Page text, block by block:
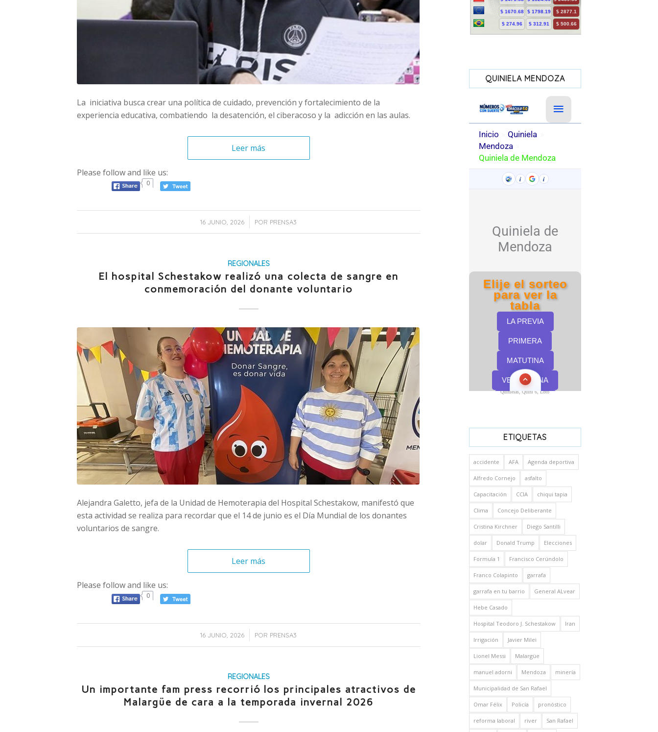
La iniciativa busca crear una política de cuidado, prevención y fortalecimiento de la
experiencia educativa, combatiendo la desatención, el ciberacoso y la adicción en las aulas.
Leer más
Please follow and like us:
0
16 JUNIO, 2026
/ POR PRENSA3
REGIONALES
El hospital Schestakow realizó una colecta de sangre en
conmemoración del donante voluntario
Alejandra Galetto, jefa de la Unidad de Hemoterapia del Hospital Schestakow, manifestó que
esta actividad se realiza para recordar que el 14 de junio es el Día Mundial de los donantes
voluntarios de sangre.
Leer más
Please follow and like us:
0
16 JUNIO, 2026
/ POR PRENSA3
REGIONALES
Un importante fam press recorrió los principales atractivos de
Malargüe de cara a la temporada invernal 2026
QUINIELA MENDOZA
Quinielas, Quini 6, Loto
ETIQUETAS
accidente AFA Agenda deportiva
Alfredo Cornejo asfalto
Capacitación CCIA chiqui tapia
Clima Concejo Deliberante
Cristina Kirchner Diego Santilli
dolar Donald Trump Elecciones
Formula 1 Francisco Cerúndolo
Franco Colapinto garrafa
garrafa en tu barrio General ALvear
Hebe Casado
Hospital Teodoro J. Schestakow Iran
Irrigación Javier Milei
Lionel Messi Malargüe
manuel adorni Mendoza minería
Municipalidad de San Rafael
Omar Félix Policía pronóstico
reforma laboral river San Rafael